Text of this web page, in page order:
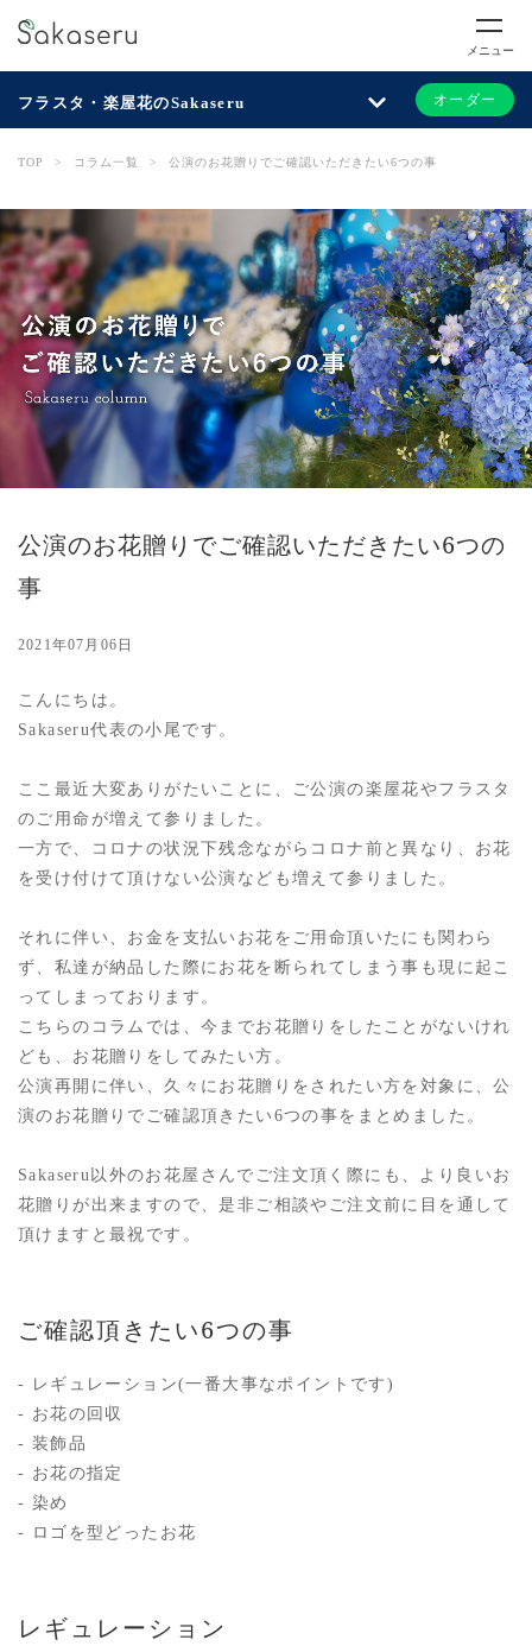
メニュー
フラスタ・楽屋花のSakaseru オーダー
TOP > コラム一覧 > 公演のお花贈りでご確認いただきたい6つの事
公演のお花贈りでご確認いただきたい6つの
事
2021年07月06日
こんにちは。
Sakaseru代表の小尾です。
ここ最近大変ありがたいことに、ご公演の楽屋花やフラスタ
のご用命が増えて参りました。
一方で、コロナの状況下残念ながらコロナ前と異なり、お花
を受け付けて頂けない公演なども増えて参りました。
それに伴い、お金を支払いお花をご用命頂いたにも関わら
ず、私達が納品した際にお花を断られてしまう事も現に起こ
ってしまっております。
こちらのコラムでは、今までお花贈りをしたことがないけれ
ども、お花贈りをしてみたい方。
公演再開に伴い、久々にお花贈りをされたい方を対象に、公
演のお花贈りでご確認頂きたい6つの事をまとめました。
Sakaseru以外のお花屋さんでご注文頂く際にも、より良いお
花贈りが出来ますので、是非ご相談やご注文前に目を通して
頂けますと最祝です。
ご確認頂きたい6つの事
- レギュレーション(一番大事なポイントです)
- お花の回収
- 装飾品
- お花の指定
- 染め
- ロゴを型どったお花
レギュレーション